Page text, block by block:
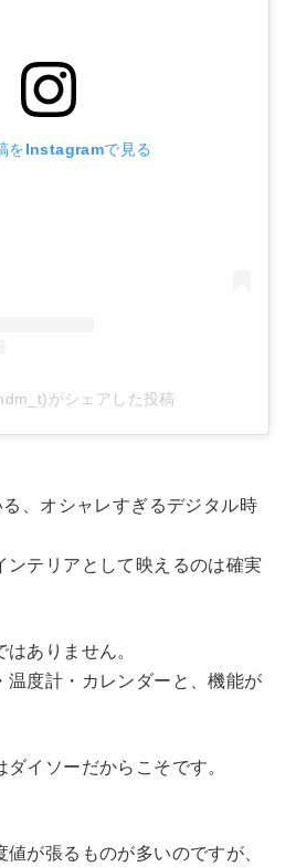
をInstagramで見る
がシェアした投稿
、オシャレすぎるデジタル時
ンテリアとして映えるのは確実
ありません。
温度計・カレンダーと、機能が
イソーだからこそです。
が張るものが多いのですが、